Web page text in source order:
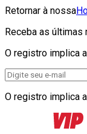
Retornar à nossa
Receba as últimas
O registro implica
O registro implica